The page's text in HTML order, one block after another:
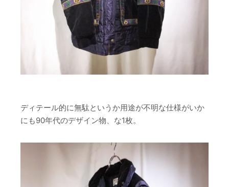
ディテール的に無駄というか用途が不明な仕様がいか
にも90年代のデザイン物、な1枚。